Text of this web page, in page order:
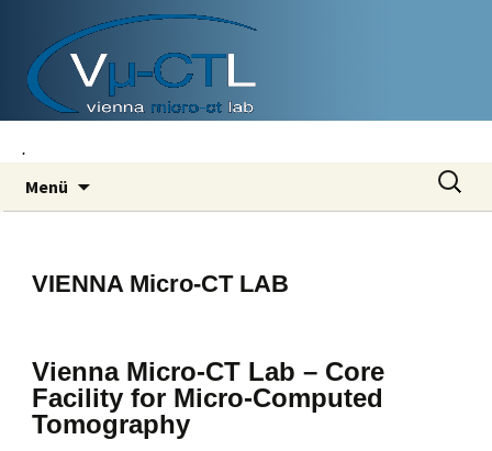
.
Menü
Suchen
nach:
VIENNA Micro-CT LAB
Vienna Micro-CT Lab – Core
Facility for Micro-Computed
Tomography